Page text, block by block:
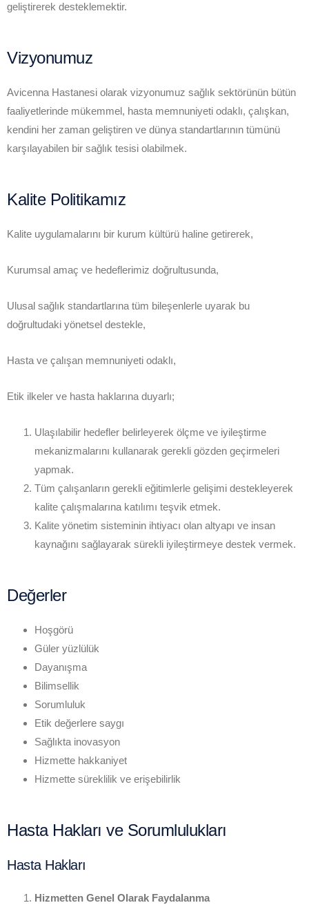
geliştirerek desteklemektir.
Vizyonumuz
Avicenna Hastanesi olarak vizyonumuz sağlık sektörünün bütün
faaliyetlerinde mükemmel, hasta memnuniyeti odaklı, çalışkan,
kendini her zaman geliştiren ve dünya standartlarının tümünü
karşılayabilen bir sağlık tesisi olabilmek.
Kalite Politikamız
Kalite uygulamalarını bir kurum kültürü haline getirerek,
Kurumsal amaç ve hedeflerimiz doğrultusunda,
Ulusal sağlık standartlarına tüm bileşenlerle uyarak bu
doğrultudaki yönetsel destekle,
Hasta ve çalışan memnuniyeti odaklı,
Etik ilkeler ve hasta haklarına duyarlı;
Ulaşılabilir hedefler belirleyerek ölçme ve iyileştirme
mekanizmalarını kullanarak gerekli gözden geçirmeleri
yapmak.
Tüm çalışanların gerekli eğitimlerle gelişimi destekleyerek
kalite çalışmalarına katılımı teşvik etmek.
Kalite yönetim sisteminin ihtiyacı olan altyapı ve insan
kaynağını sağlayarak sürekli iyileştirmeye destek vermek.
Değerler
Hoşgörü
Güler yüzlülük
Dayanışma
Bilimsellik
Sorumluluk
Etik değerlere saygı
Sağlıkta inovasyon
Hizmette hakkaniyet
Hizmette süreklilik ve erişebilirlik
Hasta Hakları ve Sorumlulukları
Hasta Hakları
Hizmetten Genel Olarak Faydalanma